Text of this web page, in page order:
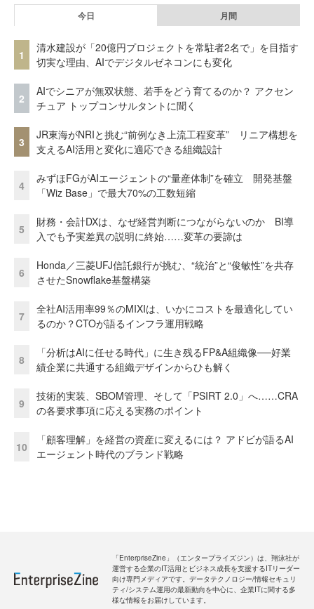
今日 月間
1
清水建設が「20億円プロジェクトを常駐者2名で」を目指す
切実な理由、AIでデジタルゼネコンにも変化
2
AIでシニアが無双状態、若手をどう育てるのか？ アクセン
チュア トップコンサルタントに聞く
3
JR東海がNRIと挑む“前例なき上流工程変革” リニア構想を
支えるAI活用と変化に適応できる組織設計
4
みずほFGがAIエージェントの“量産体制”を確立 開発基盤
「Wiz Base」で最大70%の工数短縮
5
財務・会計DXは、なぜ経営判断につながらないのか BI導
入でも予実差異の説明に終始……変革の要諦は
6
Honda／三菱UFJ信託銀行が挑む、“統治”と“俊敏性”を共存
させたSnowflake基盤構築
7
全社AI活用率99％のMIXIは、いかにコストを最適化してい
るのか？CTOが語るインフラ運用戦略
8
「分析はAIに任せる時代」に生き残るFP&A組織像──好業
績企業に共通する組織デザインからひも解く
9
技術的実装、SBOM管理、そして「PSIRT 2.0」へ……CRA
の各要求事項に応える実務のポイント
10
「顧客理解」を経営の資産に変えるには？ アドビが語るAI
エージェント時代のブランド戦略
「EnterpriseZine」（エンタープライズジン）は、翔泳社が
運営する企業のIT活用とビジネス成長を支援するITリーダー
向け専門メディアです。データテクノロジー/情報セキュリ
ティ/システム運用の最新動向を中心に、企業ITに関する多
様な情報をお届けしています。